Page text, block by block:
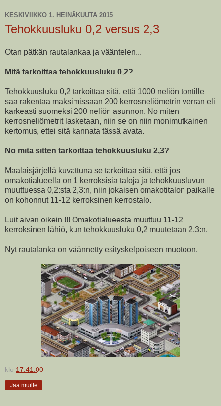
KESKIVIIKKO 1. HEINÄKUUTA 2015
Tehokkuusluku 0,2 versus 2,3
Otan pätkän rautalankaa ja vääntelen...
Mitä tarkoittaa tehokkuusluku 0,2?
Tehokkuusluku 0,2 tarkoittaa sitä, että 1000 neliön tontille
saa rakentaa maksimissaan 200 kerrosneliömetrin verran eli
karkeasti suomeksi 200 neliön asunnon. No miten
kerrosneliömetrit lasketaan, niin se on niin monimutkainen
kertomus, ettei sitä kannata tässä avata.
No mitä sitten tarkoittaa tehokkuusluku 2,3?
Maalaisjärjellä kuvattuna se tarkoittaa sitä, että jos
omakotialueella on 1 kerroksisia taloja ja tehokkuusluvun
muuttuessa 0,2:sta 2,3:n, niin jokaisen omakotitalon paikalle
on kohonnut 11-12 kerroksinen kerrostalo.
Luit aivan oikein !!! Omakotialueesta muuttuu 11-12
kerroksinen lähiö, kun tehokkuusluku 0,2 muutetaan 2,3:n.
Nyt rautalanka on väännetty esityskelpoiseen muotoon.
klo 17.41.00
Jaa muille